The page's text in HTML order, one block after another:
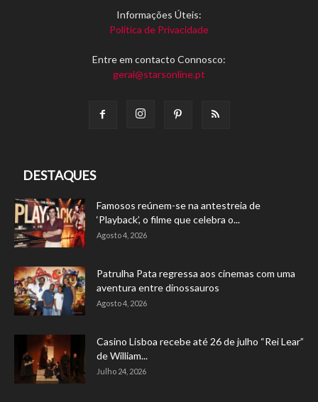
Informações Úteis:
Política de Privacidade
Entre em contacto Connosco:
geral@starsonline.pt
DESTAQUES
Famosos reúnem-se na antestreia de
‘Playback’, o filme que celebra o...
Agosto 4, 2026
Patrulha Pata regressa aos cinemas com uma
aventura entre dinossauros
Agosto 4, 2026
Casino Lisboa recebe até 26 de julho “Rei Lear”
de William...
Julho 24, 2026